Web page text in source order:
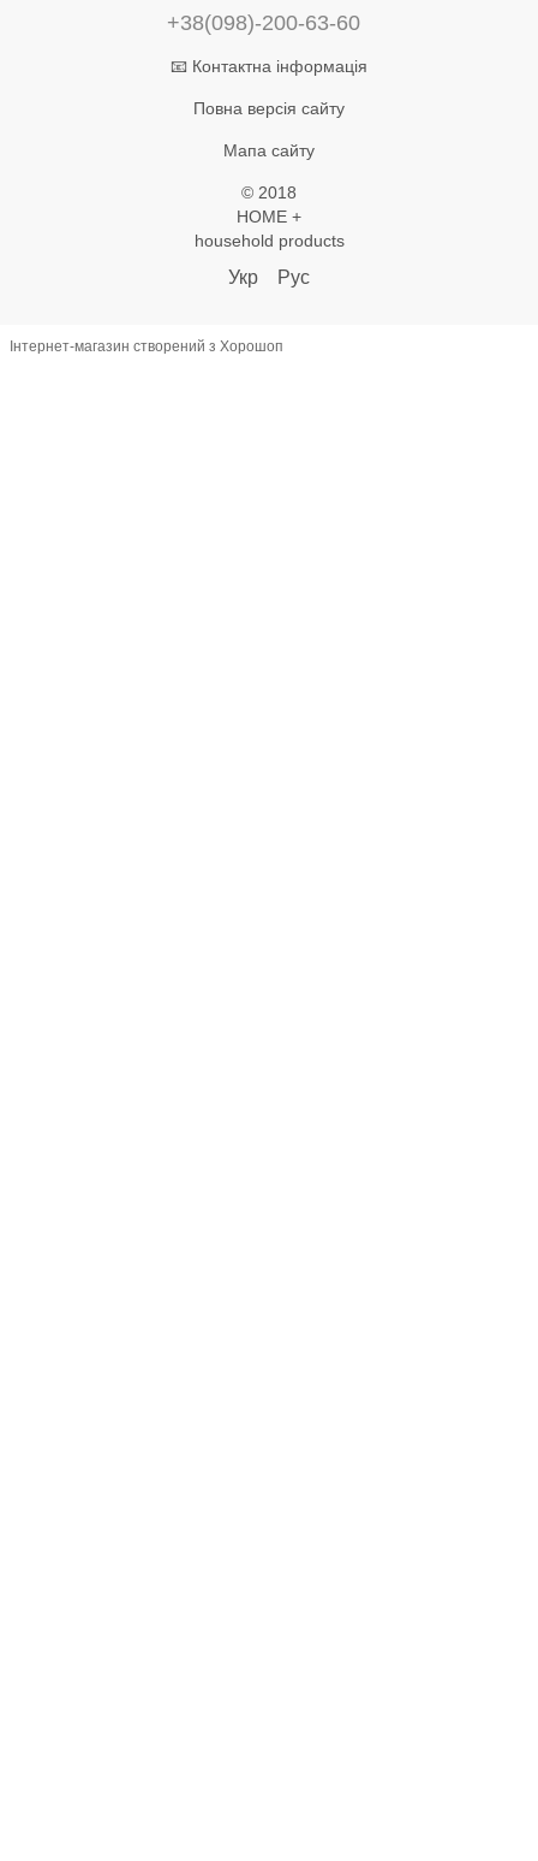
+38(098)-200-63-60
📧 Контактна інформація
Повна версія сайту
Мапа сайту
© 2018
HOME +
household products
Укр Рус
Інтернет-магазин створений з Хорошоп